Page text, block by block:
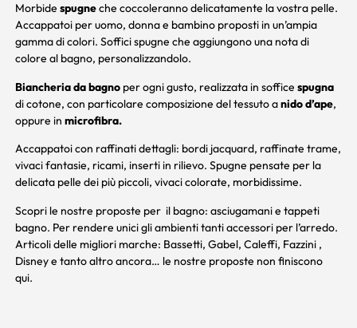
Morbide spugneche coccoleranno delicatamente la vostra pelle.
Accappatoi per uomo, donna e bambino proposti in un’ampia
gamma di colori. Soffici spugne che aggiungono una nota di
colore al bagno, personalizzandolo.
Biancheria da bagno per ogni gusto, realizzata in soffice spugna
di cotone, con particolare composizione del tessuto anido d’ape,
oppure in microfibra.
Accappatoi con raffinati dettagli: bordi jacquard, raffinate trame,
vivaci fantasie, ricami, inserti in rilievo. Spugne pensate per la
delicata pelle dei più piccoli, vivaci colorate, morbidissime.
Scopri le nostre proposte per il bagno: asciugamanie tappeti
bagno. Per rendere unici gli ambienti tanti accessori per l’arredo.
Articoli delle migliori marche: Bassetti, Gabel, Caleffi, Fazzini ,
Disneye tanto altro ancora… le nostre proposte non finiscono
qui.